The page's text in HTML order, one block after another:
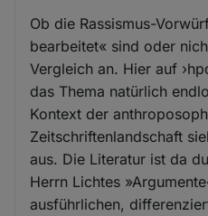
Ob die Rassismus-
bearbeitet« sind oder
Vergleich an. Hier auf
das Thema natürlich
Kontext der
Zeitschriftenlandschaft
aus. Die Literatur ist da
Herrn Lichtes
ausführlichen,